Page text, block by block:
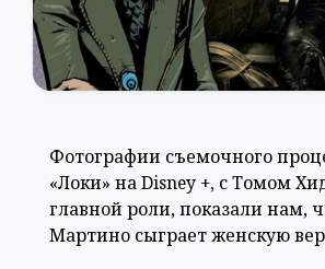
Фотографии съемочного
«Локи» на Disney +, с Томом
главной роли, показали нам,
Мартино сыграет женскую